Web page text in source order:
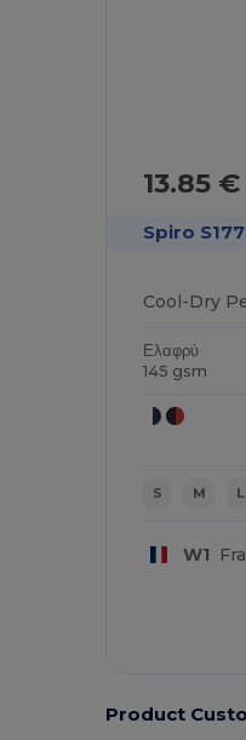
13.85
Spiro
Ελαφρύ
145 gsm
S M L
W1
Product